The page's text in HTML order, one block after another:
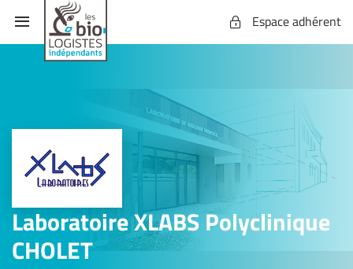
Espace adhérent
Laboratoire XLABS Polyclinique
CHOLET